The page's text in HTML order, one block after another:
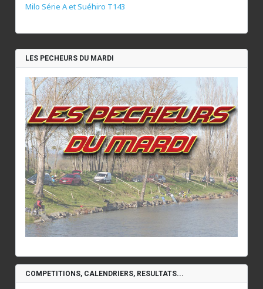
LES PECHEURS DU MARDI
COMPETITIONS, CALENDRIERS, RESULTATS...
Milo Série A et Suéhiro T143